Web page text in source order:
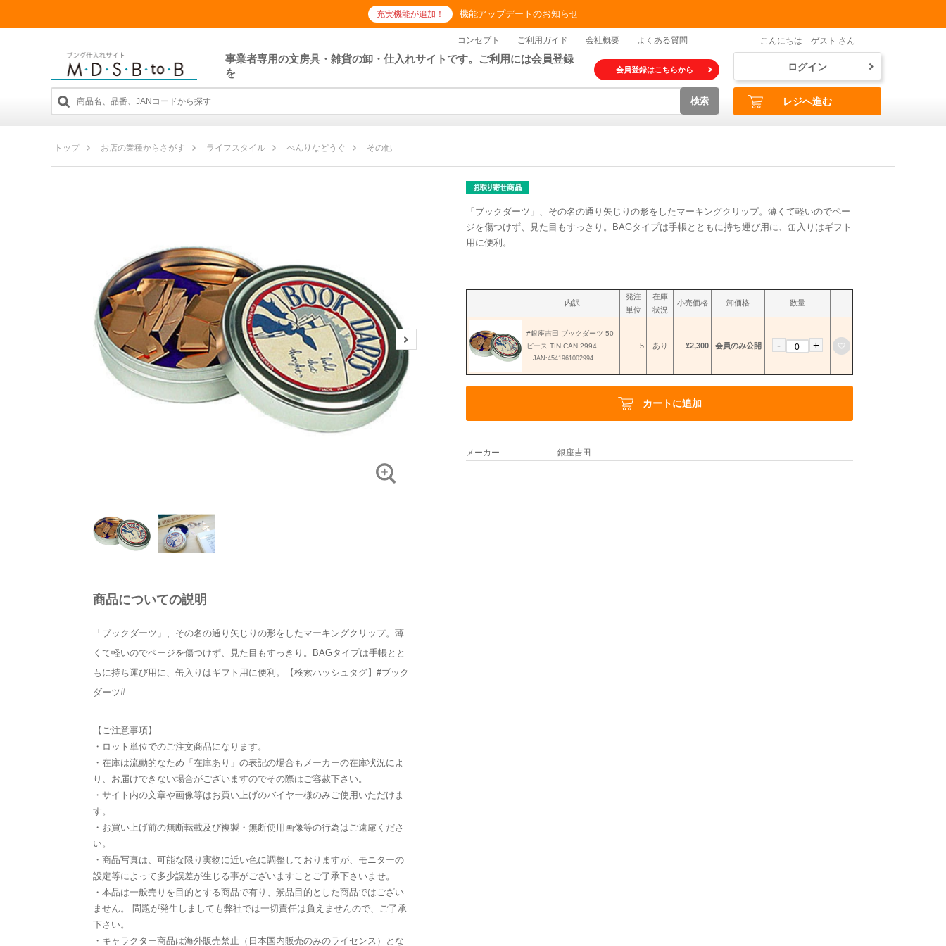
充実機能が追加！ 機能アップデートのお知らせ
コンセプト ご利用ガイド 会社概要 よくある質問
事業者専用の文房具・雑貨の卸・仕入れサイトです。ご利用には会員登録
を
会員登録はこちらから
検索
こんにちは ゲスト さん
ログイン
レジへ進む
トップ お店の業種からさがす ライフスタイル べんりなどうぐ その他
商品についての説明
「ブックダーツ」、その名の通り矢じりの形をしたマーキングクリップ。薄
くて軽いのでページを傷つけず、見た目もすっきり。BAGタイプは手帳とと
もに持ち運び用に、缶入りはギフト用に便利。【検索ハッシュタグ】#ブック
ダーツ#
【ご注意事項】
・ロット単位でのご注文商品になります。
・在庫は流動的なため「在庫あり」の表記の場合もメーカーの在庫状況によ
り、お届けできない場合がございますのでその際はご容赦下さい。
・サイト内の文章や画像等はお買い上げのバイヤー様のみご使用いただけま
す。
・お買い上げ前の無断転載及び複製・無断使用画像等の行為はご遠慮くださ
い。
・商品写真は、可能な限り実物に近い色に調整しておりますが、モニターの
設定等によって多少誤差が生じる事がございますことご了承下さいませ。
・本品は一般売りを目的とする商品で有り、景品目的とした商品ではござい
ません。 問題が発生しましても弊社では一切責任は負えませんので、ご了承
下さい。
・キャラクター商品は海外販売禁止（日本国内販売のみのライセンス）とな
「ブックダーツ」、その名の通り矢じりの形をしたマーキングクリップ。薄くて軽いのでペー
ジを傷つけず、見た目もすっきり。BAGタイプは手帳とともに持ち運び用に、缶入りはギフト
用に便利。
内訳
発注
単位
在庫
状況
小売価格 卸価格 数量
#銀座吉田 ブックダーツ 50
ピース TIN CAN 2994
JAN:4541961002994
5 あり ¥2,300 会員のみ公開 - +
カートに追加
メーカー 銀座吉田